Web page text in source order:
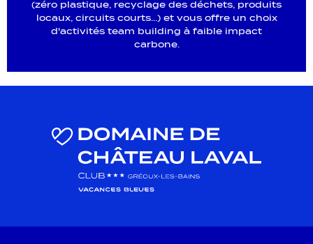
(zéro plastique, recyclage des déchets, produits
locaux, circuits courts...) et vous offre un choix
d'activités team building à faible impact
carbone.